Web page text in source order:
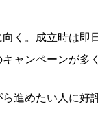
く。成立時は即
ャンペーンが多
進めたい人に好評